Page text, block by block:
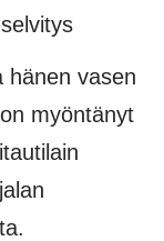
hänen vasen
myöntänyt